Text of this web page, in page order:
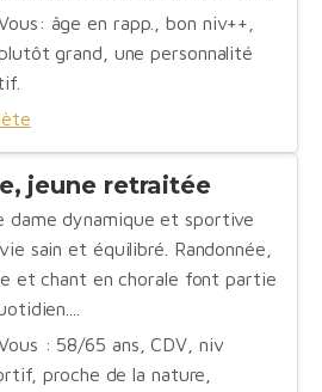
âge en rapp., bon niv++,
grand, une personnalité
jeune retraitée
dynamique et sportive
sain et équilibré. Randonnée,
et chant en chorale font partie
: 58/65 ans, CDV, niv
proche de la nature,